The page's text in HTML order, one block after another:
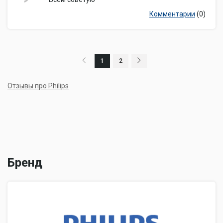
Комментарии (0)
1 2
Отзывы про Philips
Бренд